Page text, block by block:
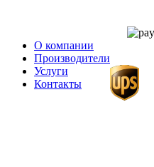
О компании
Производители
Услуги
Контакты